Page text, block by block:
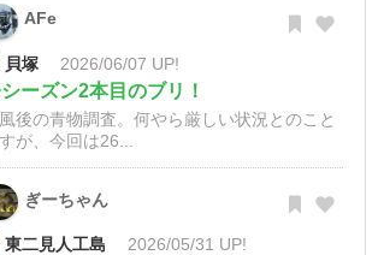
AFe
貝塚 2026/06/07 UP!
ーズン2本目のブリ！
後の青物調査。何やら厳しい状況とのこと
が、今回は26...
ぎーちゃん
東二見人工島 2026/05/31 UP!